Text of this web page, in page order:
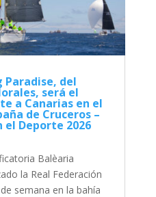
Paradise, del
será el
a Canarias en el
de Cruceros –
Deporte 2026
Balèaria
la Real Federación
semana en la bahía